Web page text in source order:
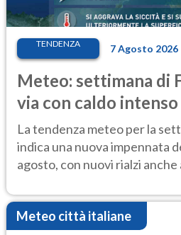
TENDENZA 7 Agosto 2026
Meteo: settimana di
via con caldo
temporale
La tendenza meteo per la
indica una nuova impennata
agosto, con nuovi rialzi anche
Meteo città italiane